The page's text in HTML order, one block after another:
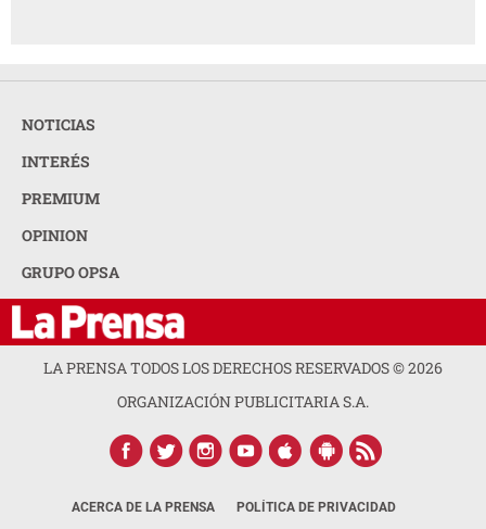
NOTICIAS
INTERÉS
PREMIUM
OPINION
GRUPO OPSA
LA PRENSA TODOS LOS DERECHOS RESERVADOS ©2026
ORGANIZACIÓN PUBLICITARIA S.A.
ACERCA DE LA PRENSA POLÍTICA DE PRIVACIDAD